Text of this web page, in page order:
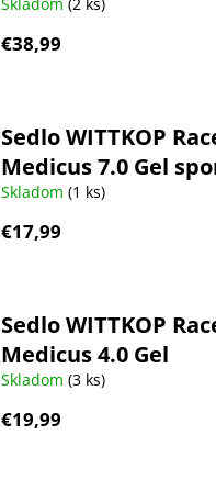
Skladom (2 ks)
€38,99
Sedlo WITTKOP
Medicus 7.0 Gel
Skladom (1 ks)
€17,99
Sedlo WITTKOP
Medicus 4.0 Gel
Skladom (3 ks)
€19,99